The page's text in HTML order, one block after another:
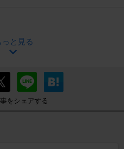
っと見る
をシェアする